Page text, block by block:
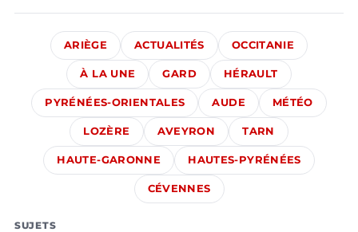
ARIÈGE ACTUALITÉS OCCITANIE
À LA UNE GARD HÉRAULT
PYRÉNÉES-ORIENTALES AUDE MÉTÉO
LOZÈRE AVEYRON TARN
HAUTE-GARONNE HAUTES-PYRÉNÉES
CÉVENNES
SUJETS